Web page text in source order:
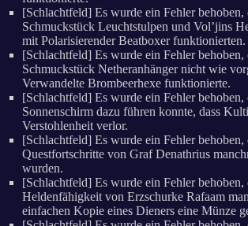
[Schlachtfeld] Es wurde ein Fehler behoben,
Schmuckstück Leuchtstulpen und Vol’jins
mit Polarisierender Beatboxer funktionierten.
[Schlachtfeld] Es wurde ein Fehler behoben,
Schmuckstück Netheranhänger nicht wie
Verwandelte Brombeerhexe funktionierte.
[Schlachtfeld] Es wurde ein Fehler behoben,
Sonnenschirm dazu führen konnte, dass
Verstohlenheit verlor.
[Schlachtfeld] Es wurde ein Fehler behoben,
Questfortschritte von Graf Denathrius
wurden.
[Schlachtfeld] Es wurde ein Fehler behoben,
Heldenfähigkeit von Erzschurke Rafaam
einfachen Kopie eines Dieners eine Münze